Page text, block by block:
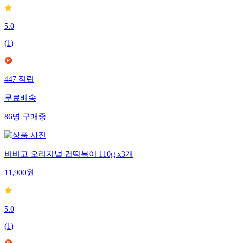
5.0
(1)
447적립
무료배송
86명구매중
비비고 오리지널 컵떡볶이 110g x3개
11,900원
5.0
(1)